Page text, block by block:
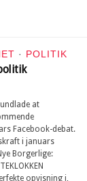
· POLITIK
at
Facebook-debat.
i januars
Borgerlige:
opvisning i,